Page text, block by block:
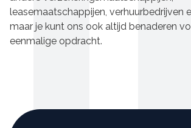
leasemaatschappijen, verhuurbedrijven
maar je kunt ons ook altijd benaderen
eenmalige opdracht.